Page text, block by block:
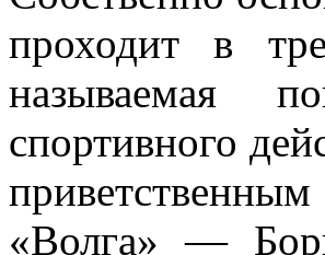
проходит в
называемая
спортивного
«Волга» —